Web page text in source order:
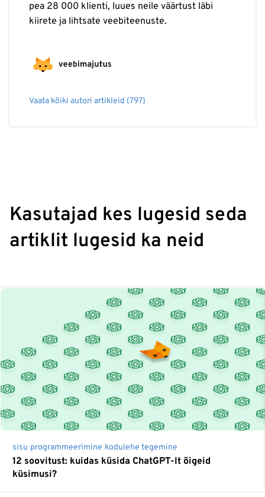
pea 28 000 klienti, luues neile väärtust läbi
kiirete ja lihtsate veebiteenuste.
Vaata kõiki autori artikleid (797)
Kasutajad kes lugesid seda
artiklit lugesid ka neid
sisu programmeerimine kodulehe tegemine
12 soovitust: kuidas küsida ChatGPT-lt õigeid
küsimusi?